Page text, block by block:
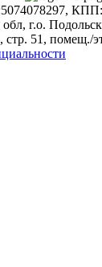
г.о.
стр. 51, помещ./